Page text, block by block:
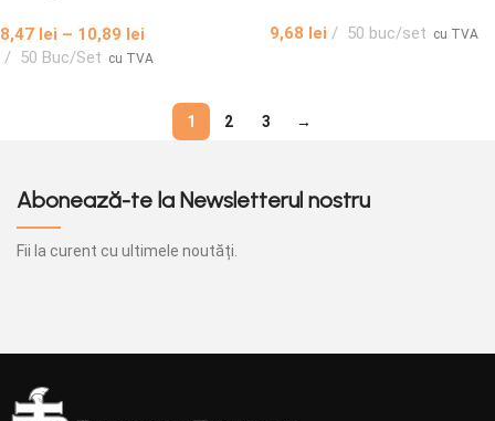
8,47 lei – 10,89 lei
50 Buc/Set cu TVA
9,68 lei 50 buc/set cu TVA
1 2 3 →
Abonează-te la Newsletterul nostru
Fii la curent cu ultimele noutăți.